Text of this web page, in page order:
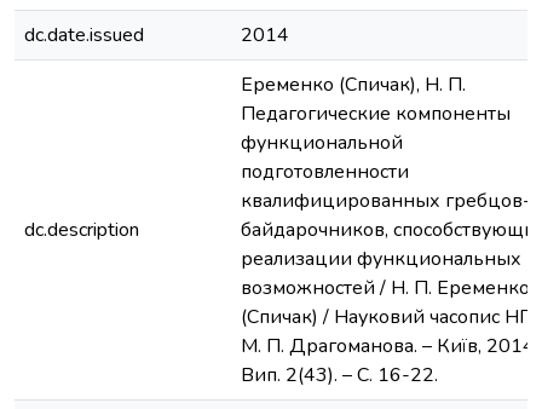
dc.date.issued
2014
dc.description
Еременко (Спичак), Н. П.
Педагогические компоненты
функциональной
подготовленности
квалифицированных гребцов-
байдарочников,
реализации функциональных
возможностей / Н. П. Еременко
(Спичак) / Науковий часопис
М. П. Драгоманова. – Київ, 2014.
Вип. 2(43). – С. 16-22.